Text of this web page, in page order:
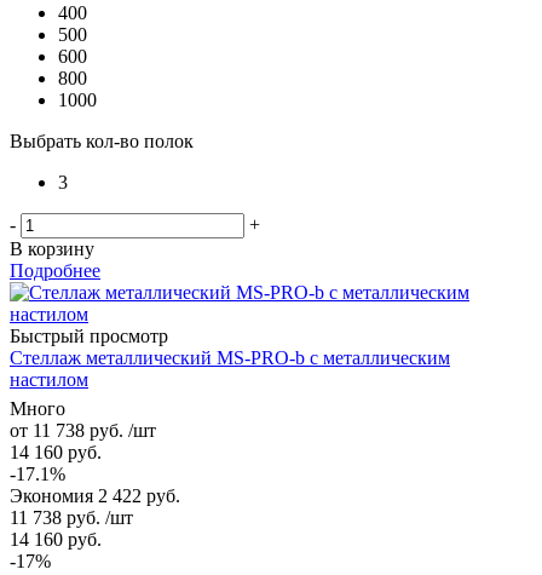
400
500
600
800
1000
Выбрать кол-во полок
3
-
+
В корзину
Подробнее
Быстрый просмотр
Стеллаж металлический MS-PRO-b с металлическим
настилом
Много
от 11 738 руб. /шт
14 160 руб.
-17.1%
Экономия 2 422 руб.
11 738 руб. /шт
14 160 руб.
-17%